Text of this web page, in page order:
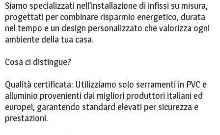
Siamo specializzati nell’installazione di infissi su misura,
progettati per combinare risparmio energetico, durata
nel tempo e un design personalizzato che valorizza ogni
ambiente della tua casa.
Cosa ci distingue?
Qualità certificata: Utilizziamo solo serramenti in PVC e
alluminio provenienti dai migliori produttori italiani ed
europei, garantendo standard elevati per sicurezza e
prestazioni.